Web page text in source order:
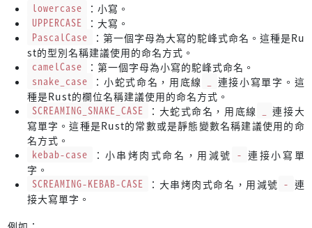
lowercase
：小寫。
UPPERCASE
：大寫。
PascalCase
：第一個字母為大寫的駝峰式命名。這種是Ru
st的型別名稱建議使用的命名方式。
camelCase
：第一個字母為小寫的駝峰式命名。
snake_case
：小蛇式命名，用底線
連接小寫單字。這
種是Rust的欄位名稱建議使用的命名方式。
SCREAMING_SNAKE_CASE
：大蛇式命名，用底線
連接大
寫單字。這種是Rust的常數或是靜態變數名稱建議使用的命
名方式。
kebab-case
：小串烤肉式命名，用減號 - 連接小寫單
字。
SCREAMING-KEBAB-CASE
：大串烤肉式命名，用減號 - 連
接大寫單字。